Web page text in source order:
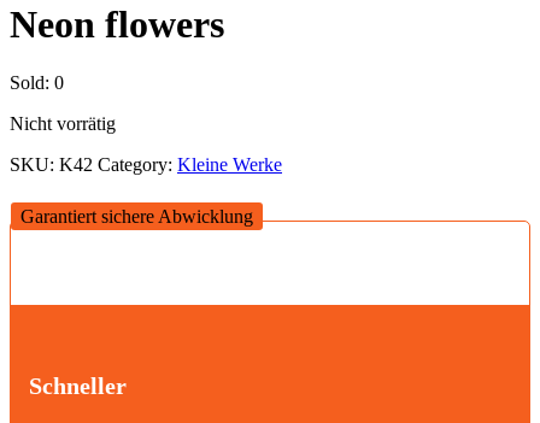
Neon flowers
Sold: 0
Nicht vorrätig
SKU: K42 Category: Kleine Werke
Garantiert sichere Abwicklung
Schneller